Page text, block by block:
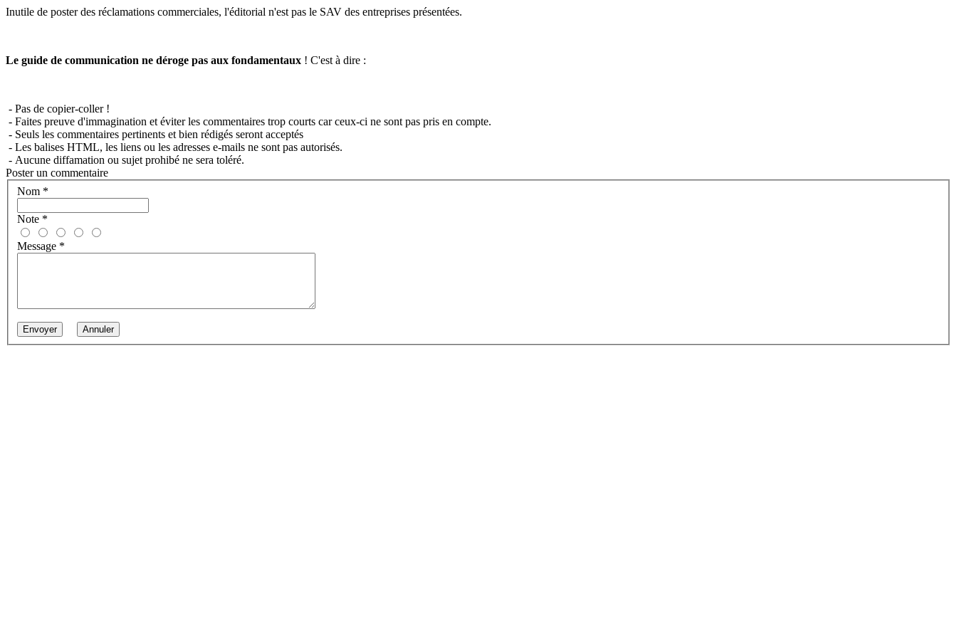
Inutile de poster des réclamations commerciales, l'éditorial n'est pas le SAV des entreprises présentées.
Le guide de communication ne déroge pas aux fondamentaux ! C'est à dire :
- Pas de copier-coller !
- Faites preuve d'immagination et éviter les commentaires trop courts car ceux-ci ne sont pas pris en compte.
- Seuls les commentaires pertinents et bien rédigés seront acceptés
- Les balises HTML, les liens ou les adresses e-mails ne sont pas autorisés.
- Aucune diffamation ou sujet prohibé ne sera toléré.
Poster un commentaire
Nom *
Note *
Message *